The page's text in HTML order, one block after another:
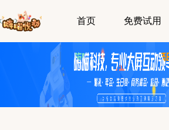
首页 免费试用